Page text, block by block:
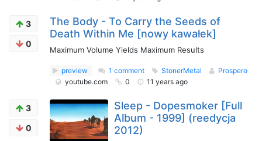
3
0
The Body - To Carry the Seeds of
Death Within Me [nowy kawałek]
Maximum Volume Yields Maximum Results
preview 1 comment StonerMetal
Prospero
youtube.com
0 11 years ago
3
0
Sleep - Dopesmoker [Full
Album - 1999] (reedycja
2012)